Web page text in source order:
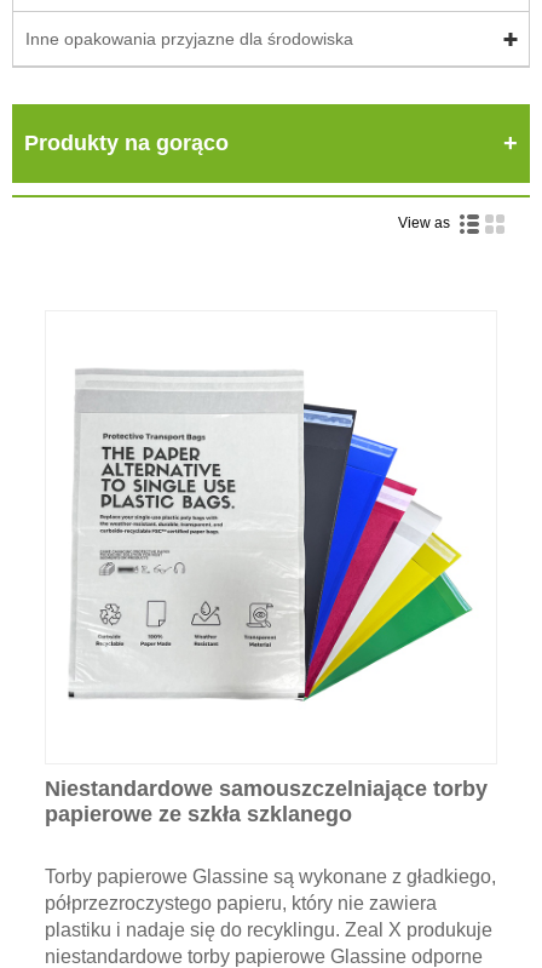
Inne opakowania przyjazne dla środowiska
Produkty na gorąco
View as
Niestandardowe samouszczelniające torby
papierowe ze szkła szklanego
Torby papierowe Glassine są wykonane z gładkiego,
półprzezroczystego papieru, który nie zawiera
plastiku i nadaje się do recyklingu. Zeal X produkuje
niestandardowe torby papierowe Glassine odporne